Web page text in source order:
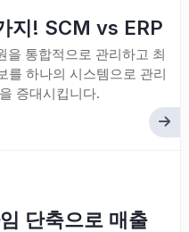
지! SCM vs ERP
을 통합적으로 관리하고 최
를 하나의 시스템으로 관리
증대시킵니다.
단축으로 매출